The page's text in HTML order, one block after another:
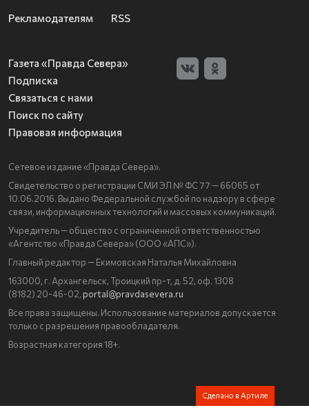
Рекламодателям RSS
Газета «Правда Севера»
Подписка
Связаться с нами
Поиск по сайту
Правовая информация
Сетевое издание «Правда Севера».
Свидетельство о регистрации СМИ ЭЛ № ФС 77 — 66065 от
10.06.2016. Выдано Федеральной службой по надзору в сфере
связи, информационных технологий и массовых коммуникаций.
Учредитель — общество с ограниченной ответственностью
«Агентство «Правда Севера» (ООО «АПС»).
Главный редактор — Екимовская Наталья Михайловна
163000, г. Архангельск, Троицкий пр-т, д. 52, оф. 1308
(8182) 20-46-02, portal@pravdasevera.ru
Все права защищены. Использование материалов допускается
только с разрешения правообладателя.
Возрастная категория 18+.
Сделано в Артиле